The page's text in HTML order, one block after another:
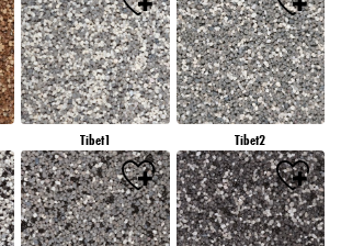
Tibet1 Tibet2